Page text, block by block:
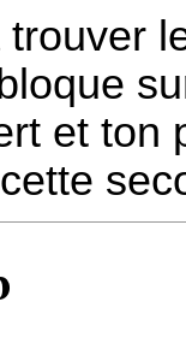
trouver
et ton